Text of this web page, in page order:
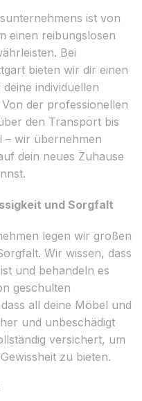
ist von
einen reibungslosen
Bei
bieten wir dir einen
individuellen
der professionellen
den Transport bis
– wir übernehmen
dein neues Zuhause
und Sorgfalt
legen wir großen
Wir wissen, dass
und behandeln es
geschulten
all deine Möbel und
und unbeschädigt
versichert, um
zu bieten.